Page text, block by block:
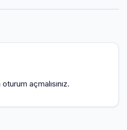
oturum açmalısınız.